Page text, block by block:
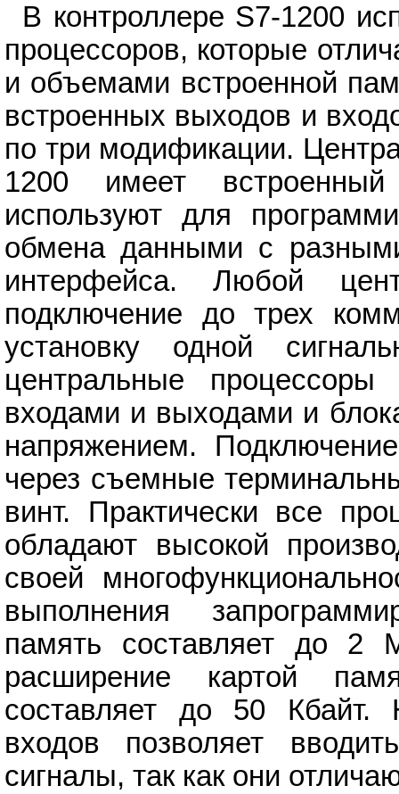
В контроллере S7-1200
процессоров, которые
и объемами встроенной
встроенных выходов и
по три модификации.
1200 имеет
используют для
обмена данными с
интерфейса. Любой
подключение до трех
установку одной
центральные
входами и выходами и
напряжением.
через съемные
винт. Практически все
обладают высокой
своей
выполнения
память составляет до 2
расширение картой
составляет до 50 Кбайт.
входов позволяет
сигналы, так как они